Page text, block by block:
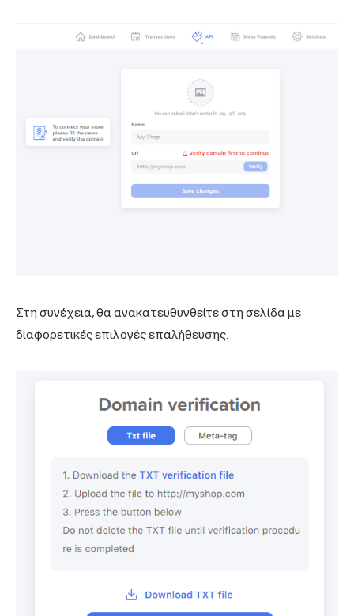
Στη συνέχεια, θα ανακατευθυνθείτε στη σελίδα με
διαφορετικές επιλογές επαλήθευσης.